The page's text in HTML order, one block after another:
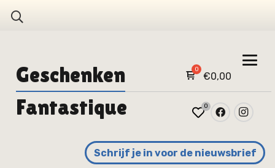
Geschenken €0,00
Fantastique 0
Schrijf je in voor de nieuwsbrief